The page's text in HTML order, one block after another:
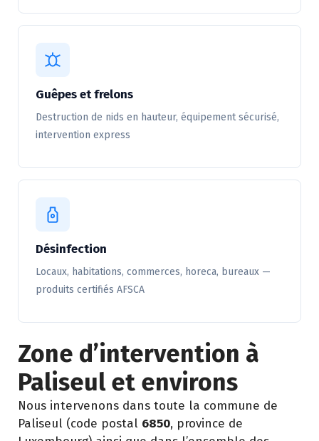
Guêpes et frelons
Destruction de nids en hauteur, équipement sécurisé,
intervention express
Désinfection
Locaux, habitations, commerces, horeca, bureaux —
produits certifiés AFSCA
Zone d’intervention à
Paliseul et environs
Nous intervenons dans toute la commune de
Paliseul (code postal 6850, province de